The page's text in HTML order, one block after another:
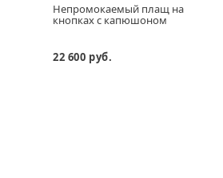
Непромокаемый плащ на
кнопках с капюшоном
22 600 руб.